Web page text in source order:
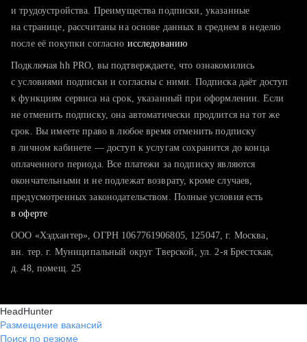
тратите много времени на поиск и вручную поднимаете
хотите сравнить себя с конкурентами и оценить шансы
и трудоустройства. Преимущества подписки, указанные
на странице, рассчитаны на основе данных в среднем в неделю
после её покупки согласно исследованию
Подключая hh PRO, вы подтверждаете, что ознакомились
с условиями подписки и согласны с ними. Подписка даёт доступ
к функциям сервиса на срок, указанный при оформлении. Если
не отменить подписку, она автоматически продлится на тот же
срок. Вы имеете право в любое время отменить подписку
в личном кабинете — доступ к услугам сохранится до конца
оплаченного периода. Все платежи за подписку являются
окончательными и не подлежат возврату, кроме случаев,
предусмотренных законодательством. Полные условия есть
в оферте
ООО «Хэдхантер», ОГРН 1067761906805, 125047, г. Москва,
вн. тер. г. Муниципальный округ Тверской, ул. 2-я Брестская,
д. 48, помещ. 25
HeadHunter
Размещение вакансий
Поиск по резюме